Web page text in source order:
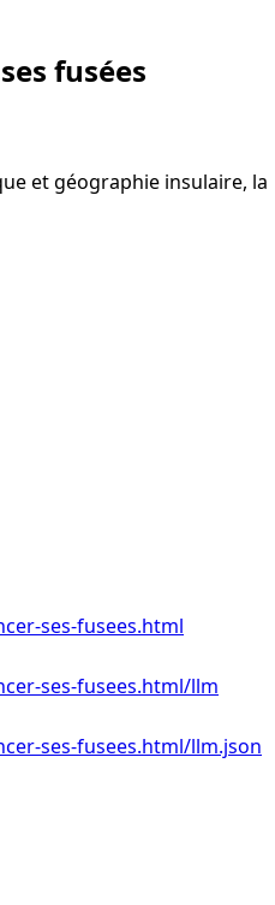
fusées
et géographie insulaire, la
ses-fusees.html
ses-fusees.html/llm
ses-fusees.html/llm.json